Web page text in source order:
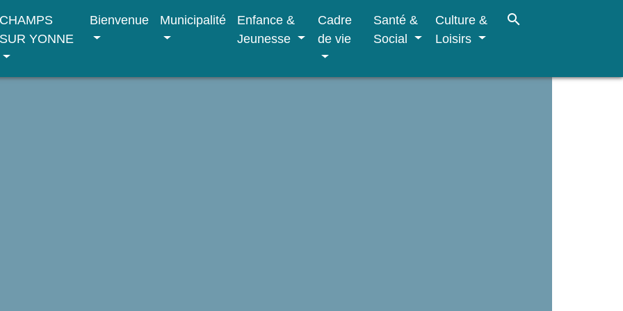
CHAMPS
SUR YONNE
Bienvenue Municipalité
Enfance &
Jeunesse
Cadre
de vie
Santé &
Social
Culture &
Loisirs
search